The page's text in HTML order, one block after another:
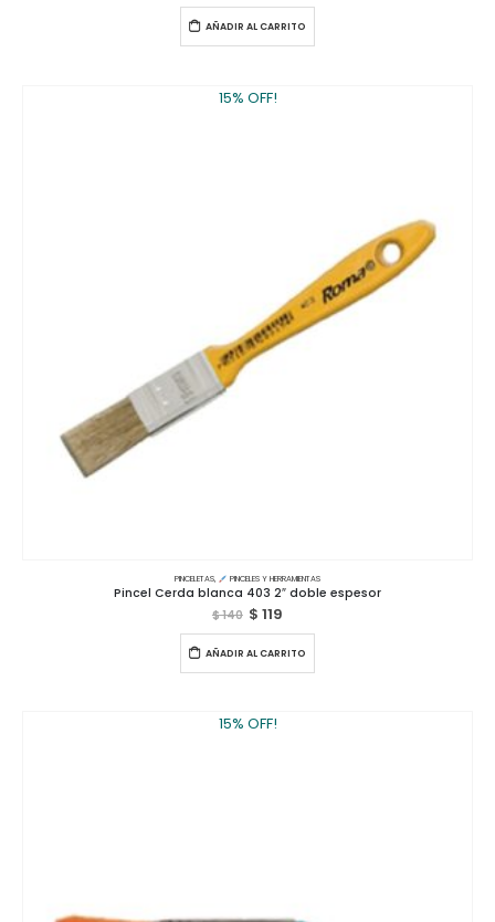
AÑADIR AL CARRITO
15% OFF!
PINCELETAS, PINCELES Y HERRAMIENTAS
Pincel Cerda blanca 403 2″ doble espesor
$140 $ 119
AÑADIR AL CARRITO
15% OFF!